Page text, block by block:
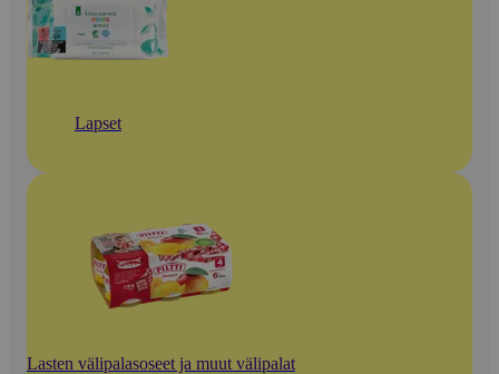
Lapset
Lasten välipalasoseet ja muut välipalat